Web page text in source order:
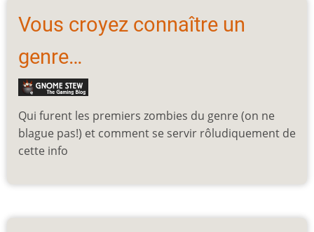
Vous croyez connaître un
genre…
Qui furent les premiers zombies du genre (on ne
blague pas!) et comment se servir rôludiquement de
cette info